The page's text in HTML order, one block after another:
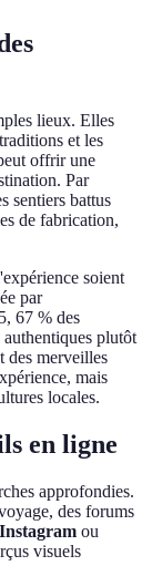
lieux. Elles
et les
offrir une
Par
sentiers battus
de fabrication,
soient
par
67 % des
plutôt
des merveilles
mais
locales.
en ligne
approfondies.
des forums
Instagram ou
visuels